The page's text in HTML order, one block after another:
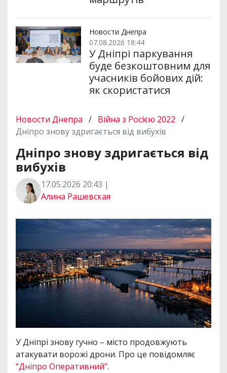
Новости Днепра
07.08.2026 18:44
У Дніпрі паркування
буде безкоштовним для
учасників бойових дій:
як скористатися
Новости Днепра / Війна з Росією 2022 /
Дніпро знову здригається від вибухів
Дніпро знову здригається від
вибухів
17.05.2026 20:43 |
Алина Рашевская
У Дніпрі знову гучно – місто продовжують
атакувати ворожі дрони. Про це повідомляє
“Дніпро Оперативний”.